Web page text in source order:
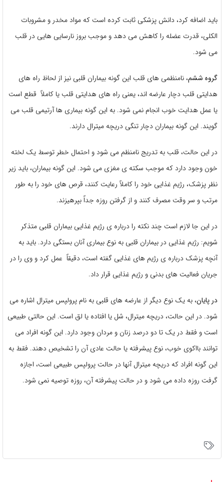
باید اضافه کرد، دانش پزشکی ثابت کرده است که مواد مخدر و مشروبات
الکلی، قدرت عضله را کاهش می دهد و موجب بروز نارسایی هایی در قلب
می شود.
گروه ششم، نامنظمی های قلب این گونه بیماران قلبی نیز از لحاظ راه های
هدایتی قلب دچار عارضه اند، یعنی راه های هدایتی قلب یا کاملاً قطع است
یا عمل هدایت خوب انجام نمی شود. به این گونه بیماری ها آرتیمی قلب می
گویند. این گونه بیماران دچار تنگی دریچه میترال دارند.
در این حالت، قلب به تدریج نامنظم می شود و احتمال خطر توسط یک لخته
خون وجود دارد که موجب سکته ی مغزی می شود. این گونه بیماران، باید زیر
نظر پزشک، رژیم غذایی خود را کاملاً رعایت کنند، قرص های خود را به طور
مرتب و سر وقت مصرف کنند و از گرفتن روزه جداً بپرهیزند.
در این جا لازم است چند نکته را درباره ی رژیم غذایی بیماران قلبی متذکر
شویم: رژیم غذایی در بیماران قلبی به نوع بیماری آنان بستگی دارد. باید به
آنچه پزشک درباره ی رژیم های غذایی گفته است، دقیقاً عمل کرد و وی را در
جریان فعالیت های بدنی و رژیم غذایی قرار داد.
در پایان، به یک نوع دیگر از عارضه های قلبی به نام پرولپس میترال اشاره می
شود. در این حالت، دریچه میترال، شل یا افتاده یا لق است. این حالتی طبیعی
است و فقط در یک تا دو درصد زنان و مردان وجود دارد. این گونه افراد می
توانند بااکوی خوب، نوع پیشرفته یا حالت عادی آن را تشخیص دهند. فقط به
این گونه افراد که دریچه میترال آنها در حالت پرولپس طبیعی است، اجازه
گرفت روزه داده می شود و در حالت پیشرفته آن، روزه توصیه نمی شود.